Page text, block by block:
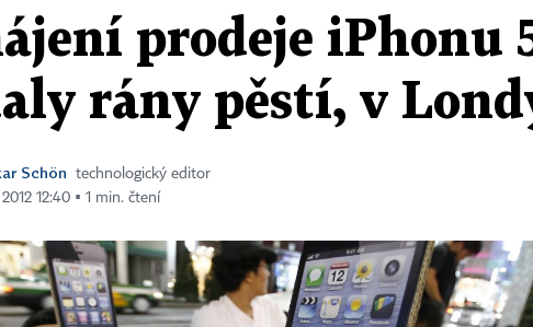
prodeje iPhonu
rány pěstí, v
Schön
technologický editor
2012 12:40 ▪ 1 min. čtení